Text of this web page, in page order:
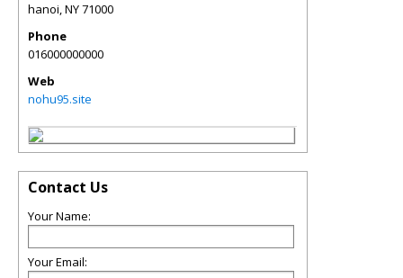
hanoi,NY71000
Phone
016000000000
Web
nohu95.site
Contact Us
Your Name:
Your Email: